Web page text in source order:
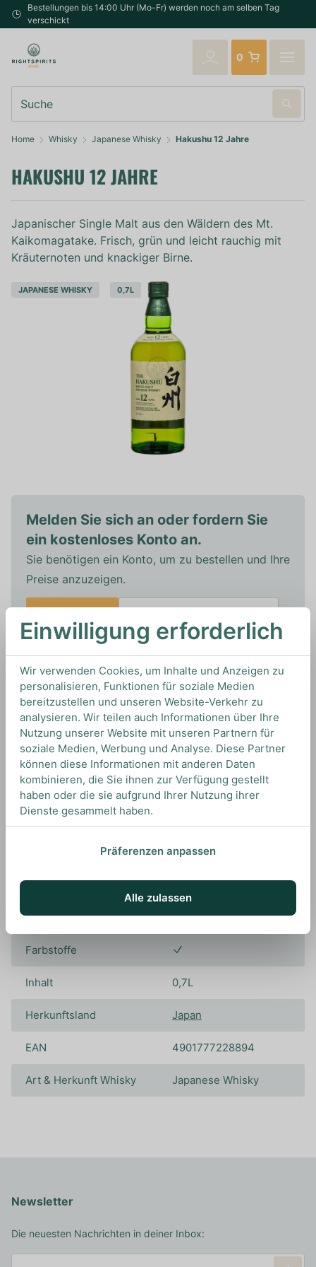
Bestellungen bis 14:00 Uhr (Mo-Fr) werden noch am selben Tag
verschickt
0
Home Whisky Japanese Whisky Hakushu 12 Jahre
HAKUSHU 12 JAHRE
Japanischer Single Malt aus den Wäldern des Mt.
Kaikomagatake. Frisch, grün und leicht rauchig mit
Kräuternoten und knackiger Birne.
JAPANESE WHISKY 0,7L
Melden Sie sich an oder fordern Sie
ein kostenloses Konto an.
Sie benötigen ein Konto, um zu bestellen und Ihre
Preise anzuzeigen.
In den Warenkorb
0,7L 43%
Artikelnummer: 18774
Japanese Whisky vonHakushuausJapan
Spezifikationen
Alkoholgehalt 43.00%
Marke Hakushu
Farbstoffe
Inhalt 0,7L
Herkunftsland Japan
EAN 4901777228894
Art & Herkunft Whisky Japanese Whisky
Newsletter
Die neuesten Nachrichten in deiner Inbox:
Einwilligung erforderlich
Wir verwenden Cookies, um Inhalte und Anzeigen zu
personalisieren, Funktionen für soziale Medien
bereitzustellen und unseren Website-Verkehr zu
analysieren. Wir teilen auch Informationen über Ihre
Nutzung unserer Website mit unseren Partnern für
soziale Medien, Werbung und Analyse. Diese Partner
können diese Informationen mit anderen Daten
kombinieren, die Sie ihnen zur Verfügung gestellt
haben oder die sie aufgrund Ihrer Nutzung ihrer
Dienste gesammelt haben.
Präferenzen anpassen
Alle zulassen